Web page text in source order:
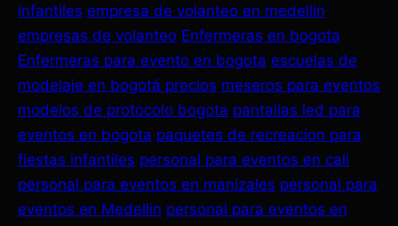
infantiles empresa de volanteo en medellin
empresas de volanteo Enfermeras en bogota
Enfermeras para evento en bogota escuelas de
modelaje en bogotá precios meseros para eventos
modelos de protocolo bogota pantallas led para
eventos en bogota paquetes de recreacion para
fiestas infantiles personal para eventos en cali
personal para eventos en manizales personal para
eventos en Medellin personal para eventos en